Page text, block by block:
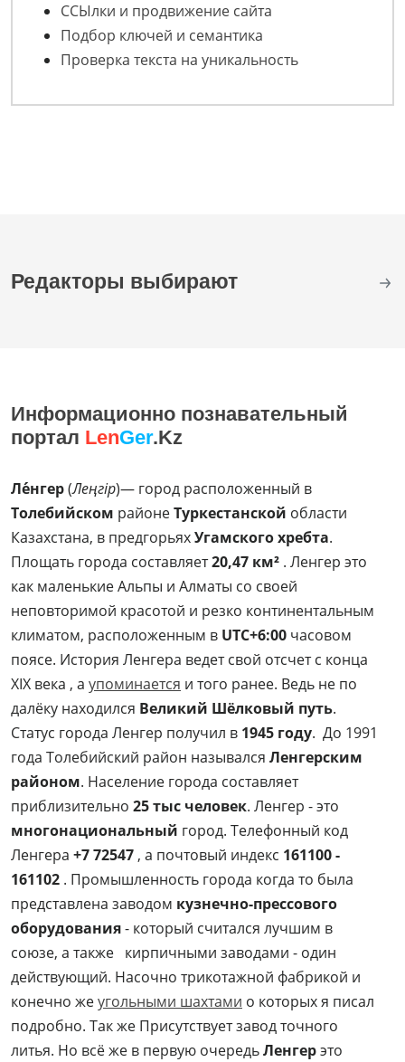
ССЫлки и продвижение сайта
Подбор ключей и семантика
Проверка текста на уникальность
Редакторы выбирают
Информационно познавательный
портал LenGer.Kz
Ле́нгер(Леңгір)— город расположенный в
Толебийском районеТуркестанской области
Казахстана, в предгорьяхУгамского хребта.
Площать города составляет20,47 км² . Ленгер это
как маленькие Альпы и Алматы со своей
неповторимой красотой и резко континентальным
климатом, расположенным в UTC+6:00 часовом
поясе. История Ленгера ведет свой отсчет с конца
XIX века , а упоминается и того ранее. Ведь не по
далёку находился Великий Шёлковый путь.
Статус города Ленгер получил в 1945 году. До 1991
года Толебийский район назывался Ленгерским
районом. Население города составляет
приблизительно 25 тыс человек. Ленгер - это
многонациональный город. Телефонный код
Ленгера +7 72547 , а почтовый индекс 161100 -
161102 . Промышленность города когда то была
представлена заводом кузнечно-прессового
оборудования- который считался лучшим в
союзе, а также кирпичными заводами - один
действующий. Насочно трикотажной фабрикой и
конечно жеугольными шахтами о которых я писал
подробно. Так же Присутствует завод точного
литья. Но всё же в первую очередьЛенгерэто